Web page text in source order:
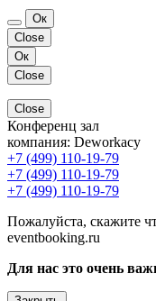
Ок
Close
Ок
Close
Close
Конференц зал
компания: Deworkacy
+7 (499) 110-19-79
+7 (499) 110-19-79
+7 (499) 110-19-79
Пожалуйста, скажите
eventbooking.ru
Для нас это очень